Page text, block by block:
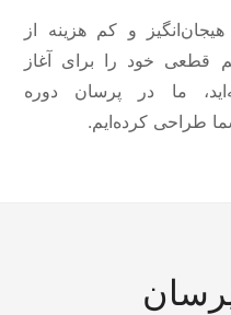
و کم هزینه از
قطعی خود را برای آغاز
ما در پرسان دوره‌
طراحی کرده‌ایم.